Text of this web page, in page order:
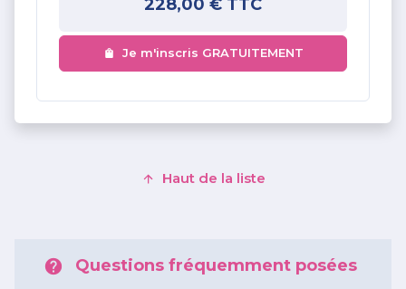
228,00 € TTC
Je m'inscris GRATUITEMENT
Haut de la liste
Questions fréquemment posées